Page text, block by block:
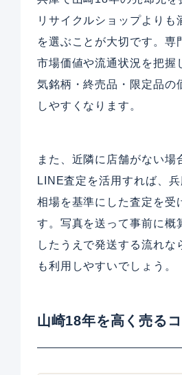
リサイクルショップよりも
を選ぶことが大切です。専
市場価値や流通状況を把握
気銘柄・終売品・限定品の
しやすくなります。
また、近隣に店舗がない場
LINE査定を活用すれば、
相場を基準にした査定を受
す。写真を送って事前に概
したうえで発送する流れな
も利用しやすいでしょう。
山崎18年を高く売る